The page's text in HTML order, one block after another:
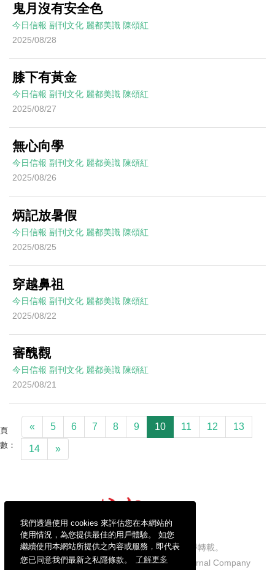
我們透過使用 cookies 來評估您在本網站的
使用情況，為您提供最佳的用戶體驗。 如您
繼續使用本網站所提供之內容或服務，即代表
您已同意我們最新之私隱條款。
了解更多
鬼月沒有安全色
今日信報 副刊文化 麗都美識 陳頌紅
2025/08/28
膝下有黃金
今日信報 副刊文化 麗都美識 陳頌紅
2025/08/27
無心向學
今日信報 副刊文化 麗都美識 陳頌紅
2025/08/26
炳記放暑假
今日信報 副刊文化 麗都美識 陳頌紅
2025/08/25
穿越鼻祖
今日信報 副刊文化 麗都美識 陳頌紅
2025/08/22
審醜觀
今日信報 副刊文化 麗都美識 陳頌紅
2025/08/21
頁
數：
« 5 6 7 8 9 10 11 12 13
14 »
信報財經新聞有限公司版權所有，不得轉載。
Copyright © 2026 Hong Kong Economic Journal Company